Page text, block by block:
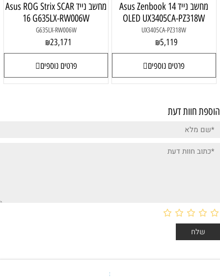
מחשב נייד Asus Zenbook 14
OLED UX3405CA-PZ318W
UX3405CA-PZ318W
₪5,119
פרטים נוספים
מחשב נייד Asus ROG Strix SCAR
16 G635LX-RW006W
G635LX-RW006W
₪23,171
פרטים נוספים
הוספת חוות דעת